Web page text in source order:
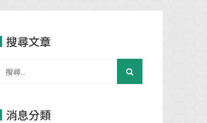
搜尋文章
消息分類